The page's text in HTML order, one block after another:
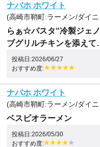
ナバホ ホワイト
(高崎市鞘町:ラーメン/ダイ
らぁ☆パスタ“冷製ジェ
ブグリルチキンを添え
投稿日:2026/06/27
おすすめ度:
ナバホ ホワイト
(高崎市鞘町:ラーメン/ダイ
ベスビオラーメン
投稿日:2026/05/30
おすすめ度: